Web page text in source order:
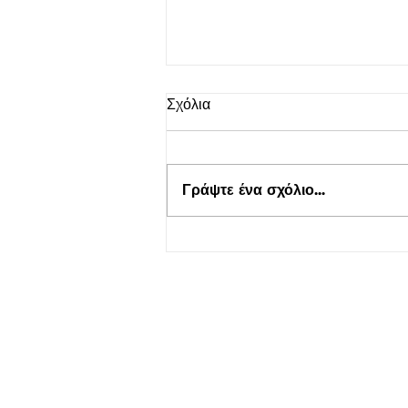
Σχόλια
Γράψτε ένα σχόλιο...